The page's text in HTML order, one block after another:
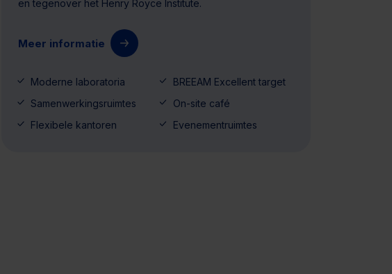
en tegenover het Henry Royce Institute.
Meer informatie
Moderne laboratoria
Samenwerkingsruimtes
Flexibele kantoren
BREEAM Excellent target
On-site café
Evenementruimtes